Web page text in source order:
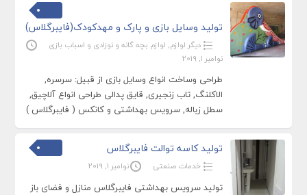
تولید وسایل بازی و پارک و مهدکودک(فایبرگلاس)
دیگر لوازم, لوازم بچه گانه و نوزادی و اسباب بازی
نوامبر 1, 2019
طراحی وساخت انواع وسایل بازی از قبیل: سرسره,
الاکلنگ, تاب زنجیری, قایق پدالی طراحی انواع آلاچیق,
سطل زباله, سرویس بهداشتی و کانکس ( فایبرگلاس )
تولید کاسه توالت فایبرگلاس
خدمات صنعتی نوامبر 1, 2019
تولید سرویس بهداشتی فایبرگلاس منازل و فضای باز